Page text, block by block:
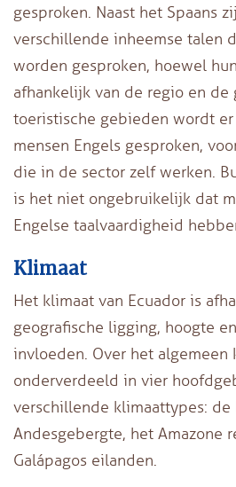
gesproken. Naast het Spaans
verschillende inheemse talen
worden gesproken, hoewel
afhankelijk van de regio en de
toeristische gebieden wordt
mensen Engels gesproken,
die in de sector zelf werken.
is het niet ongebruikelijk dat
Engelse taalvaardigheid
Klimaat
Het klimaat van Ecuador is
geografische ligging, hoogte
invloeden. Over het algemeen
onderverdeeld in vier
verschillende klimaattypes: de
Andesgebergte, het Amazone
Galápagos eilanden.